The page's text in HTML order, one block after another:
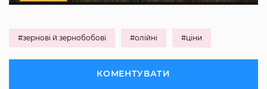
#зернові й зернобобові #олійні #ціни
КОМЕНТУВАТИ